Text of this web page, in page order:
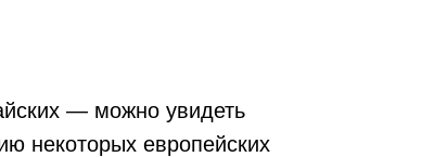
— можно увидеть
некоторых европейских